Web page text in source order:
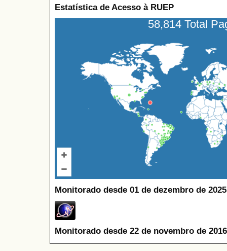
Estatística de Acesso à RUEP
58,814 Total
Monitorado desde 01 de dezembro de
Monitorado desde 22 de novembro de